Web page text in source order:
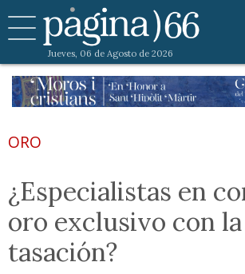
Jueves, 06 de Agosto de 2026
ORO
¿Especialistas en
oro exclusivo con
tasación?